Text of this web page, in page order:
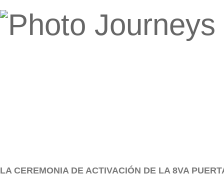
LA CEREMONIA DE ACTIVACIÓN DE LA 8VA